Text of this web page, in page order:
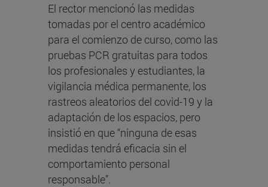
El rector mencionó las medidas
tomadas por el centro académico
para el comienzo de curso, como las
pruebas PCR gratuitas para todos
los profesionales y estudiantes, la
vigilancia médica permanente, los
rastreos aleatorios del covid-19 y la
adaptación de los espacios, pero
insistió en que “ninguna de esas
medidas tendrá eficacia sin el
comportamiento personal
responsable”.